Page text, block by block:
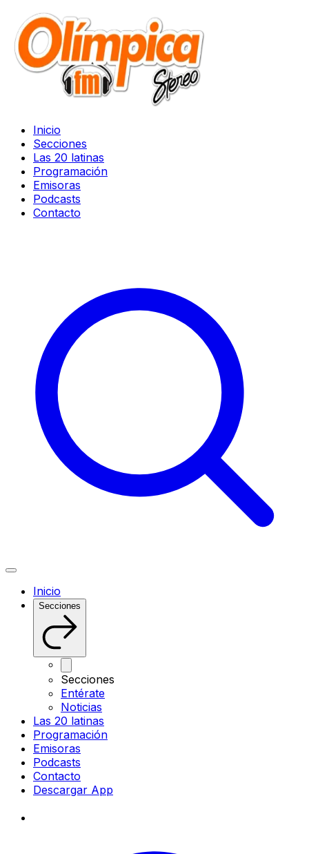
Inicio
Secciones
Las 20 latinas
Programación
Emisoras
Podcasts
Contacto
Inicio
Secciones
Secciones
Entérate
Noticias
Las 20 latinas
Programación
Emisoras
Podcasts
Contacto
Descargar App